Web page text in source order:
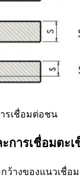
รเชื่อมต่อชน
การเชื่อมตะเ
ว้างของแนวเชื่อ